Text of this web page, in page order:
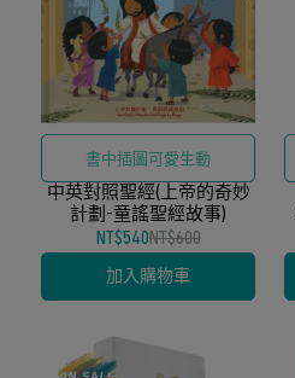
書中插圖可愛生動
中英對照聖經(上帝的奇妙
計劃-童謠聖經故事)
NT$540NT$600
加入購物車